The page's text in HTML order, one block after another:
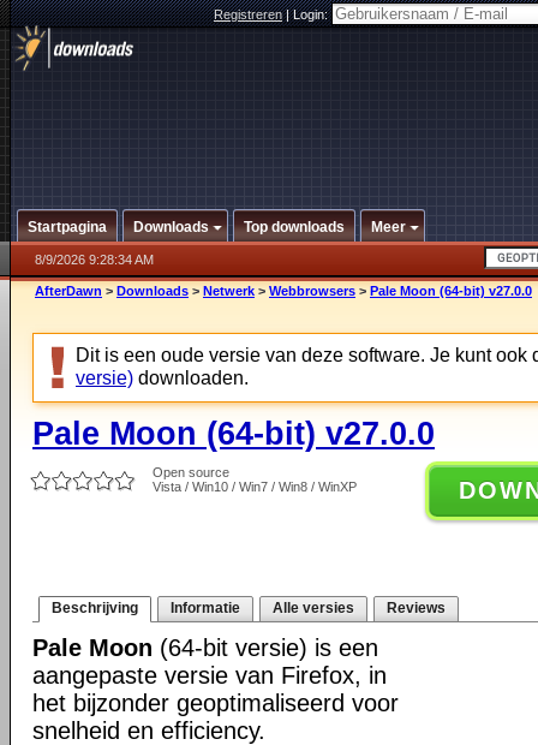
Registreren|Login:
Startpagina Downloads Top downloads Meer
8/9/2026 9:28:34 AM
AfterDawn > Downloads > Netwerk > Webbrowsers > Pale Moon (64-bit) v27.0.0
Dit is een oude versie van deze software. Je kunt ook
versie) downloaden.
Pale Moon (64-bit) v27.0.0
Open source
Vista / Win10 / Win7 / Win8 / WinXP
Beschrijving Informatie Alle versies Reviews
Pale Moon (64-bit versie) is een
aangepaste versie van Firefox, in
het bijzonder geoptimaliseerd voor
snelheid en efficiency.